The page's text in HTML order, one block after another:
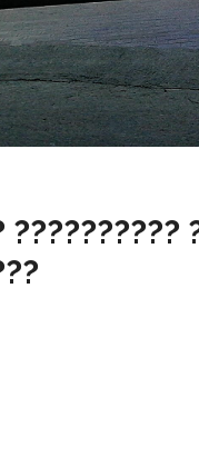
??????????